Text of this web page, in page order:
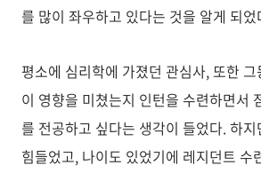
를 많이 좌우하고 있다는 것을 알게 되었
평소에 심리학에 가졌던 관심사, 또한
이 영향을 미쳤는지 인턴을 수련하면서
를 전공하고 싶다는 생각이 들었다. 하
힘들었고, 나이도 있었기에 레지던트 수